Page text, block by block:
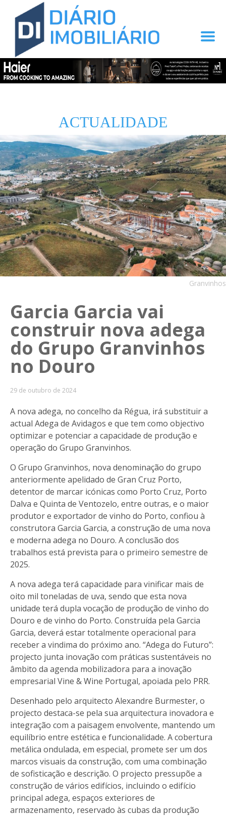
ACTUALIDADE
Granvinhos
Garcia Garcia vai
construir nova adega
do Grupo Granvinhos
no Douro
29 de outubro de 2024
A nova adega, no concelho da Régua, irá substituir a
actual Adega de Avidagos e que tem como objectivo
optimizar e potenciar a capacidade de produção e
operação do Grupo Granvinhos.
O Grupo Granvinhos, nova denominação do grupo
anteriormente apelidado de Gran Cruz Porto,
detentor de marcar icónicas como Porto Cruz, Porto
Dalva e Quinta de Ventozelo, entre outras, e o maior
produtor e exportador de vinho do Porto, confiou à
construtora Garcia Garcia, a construção de uma nova
e moderna adega no Douro. A conclusão dos
trabalhos está prevista para o primeiro semestre de
2025.
A nova adega terá capacidade para vinificar mais de
oito mil toneladas de uva, sendo que esta nova
unidade terá dupla vocação de produção de vinho do
Douro e de vinho do Porto. Construída pela Garcia
Garcia, deverá estar totalmente operacional para
receber a vindima do próximo ano. “Adega do Futuro”:
projecto junta inovação com práticas sustentáveis no
âmbito da agenda mobilizadora para a inovação
empresarial Vine & Wine Portugal, apoiada pelo PRR.
Desenhado pelo arquitecto Alexandre Burmester, o
projecto destaca-se pela sua arquitectura inovadora e
integração com a paisagem envolvente, mantendo um
equilíbrio entre estética e funcionalidade. A cobertura
metálica ondulada, em especial, promete ser um dos
marcos visuais da construção, com uma combinação
de sofisticação e descrição. O projecto pressupõe a
construção de vários edifícios, incluindo o edifício
principal adega, espaços exteriores de
armazenamento, reservado às cubas da produção